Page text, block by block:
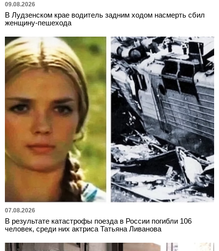
09.08.2026
В Лудзенском крае водитель задним ходом насмерть сбил
женщину-пешехода
07.08.2026
В результате катастрофы поезда в России погибли 106
человек, среди них актриса Татьяна Ливанова